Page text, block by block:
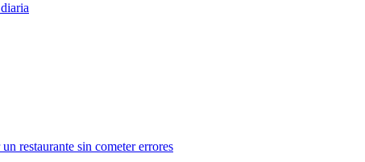
restaurante sin cometer errores